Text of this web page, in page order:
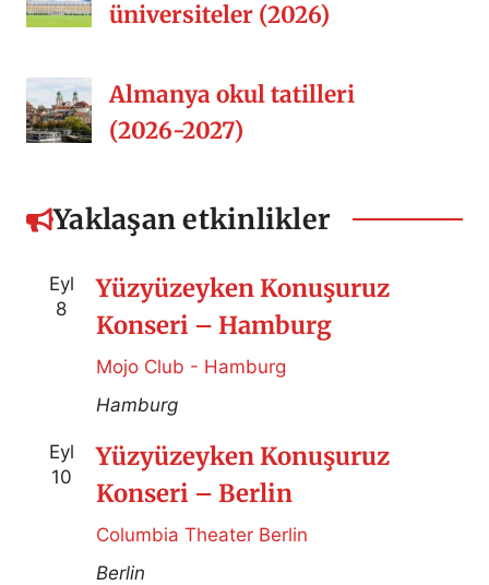
üniversiteler (2026)
Almanya okul tatilleri
(2026-2027)
Yaklaşan etkinlikler
Eyl
8
Yüzyüzeyken Konuşuruz
Konseri – Hamburg
Mojo Club - Hamburg
Hamburg
Eyl
10
Yüzyüzeyken Konuşuruz
Konseri – Berlin
Columbia Theater Berlin
Berlin